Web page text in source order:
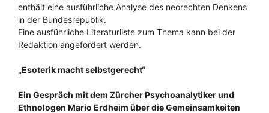
enthält eine ausführliche Analyse des neorechten Denkens
in der Bundesrepublik.
Eine ausführliche Literaturliste zum Thema kann bei der
Redaktion angefordert werden.
„Esoterik macht selbstgerecht“
Ein Gespräch mit dem Zürcher Psychoanalytiker und
Ethnologen Mario Erdheim über die Gemeinsamkeiten